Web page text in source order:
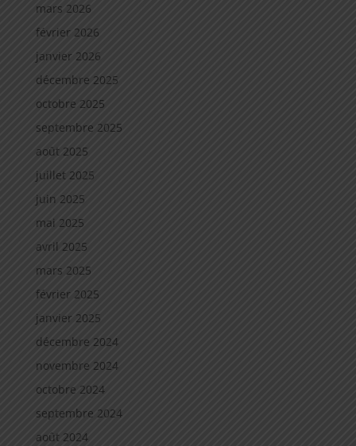
mars 2026
février 2026
janvier 2026
décembre 2025
octobre 2025
septembre 2025
août 2025
juillet 2025
juin 2025
mai 2025
avril 2025
mars 2025
février 2025
janvier 2025
décembre 2024
novembre 2024
octobre 2024
septembre 2024
août 2024